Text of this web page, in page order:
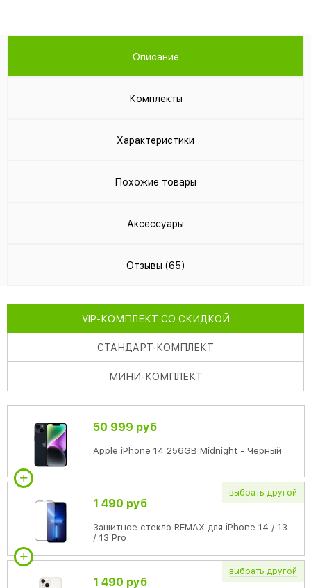
Описание
Комплекты
Характеристики
Похожие товары
Аксессуары
Отзывы (65)
VIP-КОМПЛЕКТ СО СКИДКОЙ
СТАНДАРТ-КОМПЛЕКТ
МИНИ-КОМПЛЕКТ
50 999 руб
Apple iPhone 14 256GB Midnight - Черный
выбрать другой
1 490 руб
Защитное стекло REMAX для iPhone 14 / 13
/ 13 Pro
выбрать другой
1 490 руб